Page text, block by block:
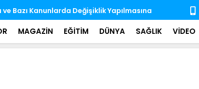
Anlaşması) Bize Saldırmayan Hiçbir
YKS
MAGAZİN EĞİTİM DÜNYA SAĞLIK VİDEO